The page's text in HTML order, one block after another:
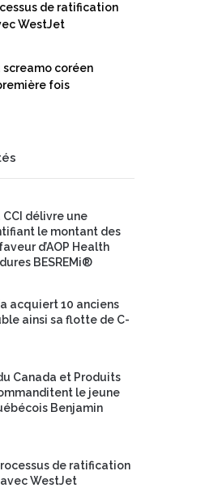
de ratification
WestJet
screamo coréen
fois
délivre une
le montant des
d’AOP Health
BESREMi®
acquiert 10 anciens
ainsi sa flotte de C-
Canada et Produits
le jeune
Benjamin
de ratification
WestJet